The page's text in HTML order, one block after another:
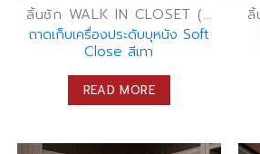
ลิ้นชัก WALK IN CLOSET (ลิ้นชักเก็บของ)
ถาดเก็บเครื่องประดับบุหนัง Soft
Close สีเทา
READ MORE